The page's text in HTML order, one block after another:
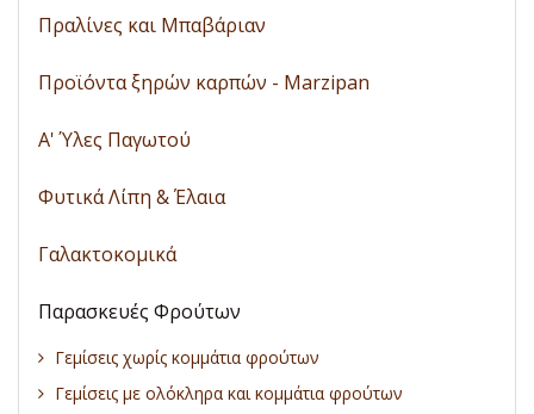
Πραλίνες και Μπαβάριαν
Προϊόντα ξηρών καρπών - Marzipan
A' Ύλες Παγωτού
Φυτικά Λίπη & Έλαια
Γαλακτοκομικά
Παρασκευές Φρούτων
Γεμίσεις χωρίς κομμάτια φρούτων
Γεμίσεις με ολόκληρα και κομμάτια φρούτων